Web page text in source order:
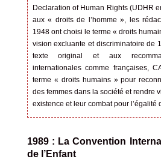
Declaration of Human Rights (UDHR
aux « droits de l’homme », les
1948 ont choisi le terme « droits
vision excluante et discriminatoire de
texte original et aux
internationales comme françaises,
terme « droits humains »pour
des femmes dans la société et rendre
existence et leur combat pour l’égalité
1989 : La Convention
de l’Enfant